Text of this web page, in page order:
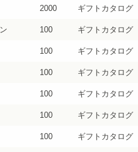
2000 ギフトカタログ
100 ギフトカタログ
100 ギフトカタログ
100 ギフトカタログ
100 ギフトカタログ
100 ギフトカタログ
100 ギフトカタログ